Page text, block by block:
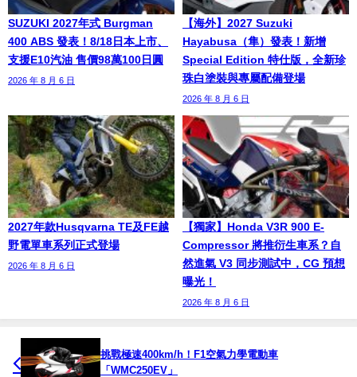
SUZUKI 2027年式 Burgman
400 ABS 發表！8/18日本上市、
支援E10汽油 售價98萬100日圓
2026 年 8 月 6 日
【海外】2027 Suzuki
Hayabusa（隼）發表！新增
Special Edition 特仕版，全新珍
珠白塗裝與專屬配備登場
2026 年 8 月 6 日
2027年款Husqvarna TE及FE越
野電單車系列正式登場
2026 年 8 月 6 日
【獨家】Honda V3R 900 E-
Compressor 將推衍生車系？自
然進氣 V3 同步測試中，CG 預想
曝光！
2026 年 8 月 6 日
挑戰極速400km/h！F1空氣力學電動車
「WMC250EV」